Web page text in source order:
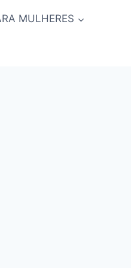
MULHERES